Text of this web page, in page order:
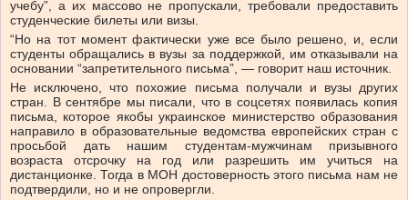
учебу”, а их массово не пропускали, требовали предоставить
студенческие билеты или визы.
“Но на тот момент фактически уже все было решено, и, если
студенты обращались в вузы за поддержкой, им отказывали на
основании “запретительного письма”, — говорит наш источник.
Не исключено, что похожие письма получали и вузы других
стран. В сентябре мы писали, что в соцсетях появилась копия
письма, которое якобы украинское министерство образования
направило в образовательные ведомства европейских стран с
просьбой дать нашим студентам-мужчинам призывного
возраста отсрочку на год или разрешить им учиться на
дистанционке. Тогда в МОН достоверность этого письма нам не
подтвердили, но и не опровергли.